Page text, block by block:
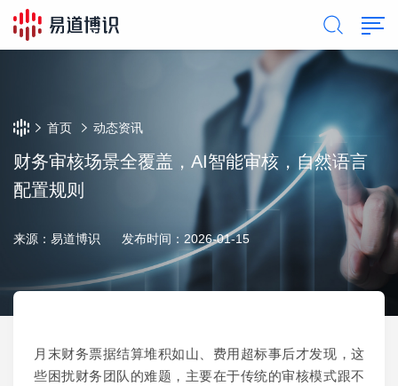
首页 动态资讯
财务审核场景全覆盖，AI智能审核，自然语言
配置规则
来源：易道博识 发布时间：2026-01-15
月末财务票据结算堆积如山、费用超标事后才发现 ，这
些困扰财务团队的难题，主要在于传统的审核模式跟不